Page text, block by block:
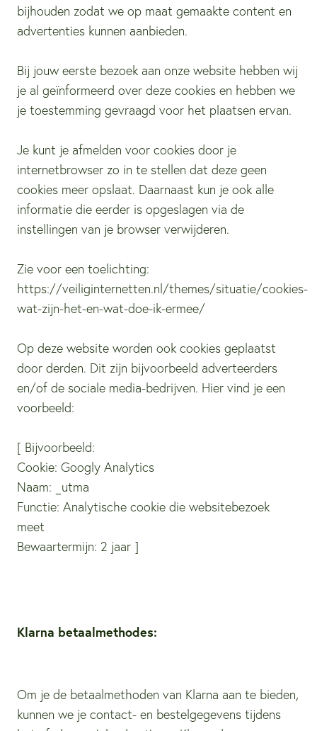
bijhouden zodat we op maat gemaakte content en
advertenties kunnen aanbieden.
Bij jouw eerste bezoek aan onze website hebben wij
je al geïnformeerd over deze cookies en hebben we
je toestemming gevraagd voor het plaatsen ervan.
Je kunt je afmelden voor cookies door je
internetbrowser zo in te stellen dat deze geen
cookies meer opslaat. Daarnaast kun je ook alle
informatie die eerder is opgeslagen via de
instellingen van je browser verwijderen.
Zie voor een toelichting:
https://veiliginternetten.nl/themes/situatie/cookies-
wat-zijn-het-en-wat-doe-ik-ermee/
Op deze website worden ook cookies geplaatst
door derden. Dit zijn bijvoorbeeld adverteerders
en/of de sociale media-bedrijven. Hier vind je een
voorbeeld:
[ Bijvoorbeeld:
Cookie: Googly Analytics
Naam: _utma
Functie: Analytische cookie die websitebezoek
meet
Bewaartermijn: 2 jaar ]
Klarna betaalmethodes:
Om je de betaalmethoden van Klarna aan te bieden,
kunnen we je contact- en bestelgegevens tijdens